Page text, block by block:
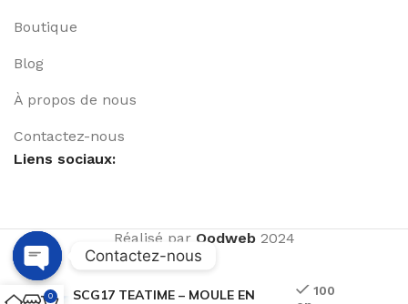
Boutique
Blog
À propos de nous
Contactez-nous
Liens sociaux:
Réalisé par Qodweb2024
SCG17 TEATIME – MOULE EN
100
0
Contactez-nous
Open